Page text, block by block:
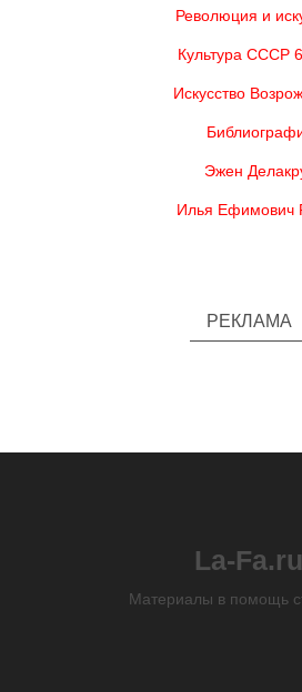
Революция и
Культура СССР
Искусство
Эжен
Илья Ефимович
РЕКЛАМА
La-Fa.ru
Материалы в помощь